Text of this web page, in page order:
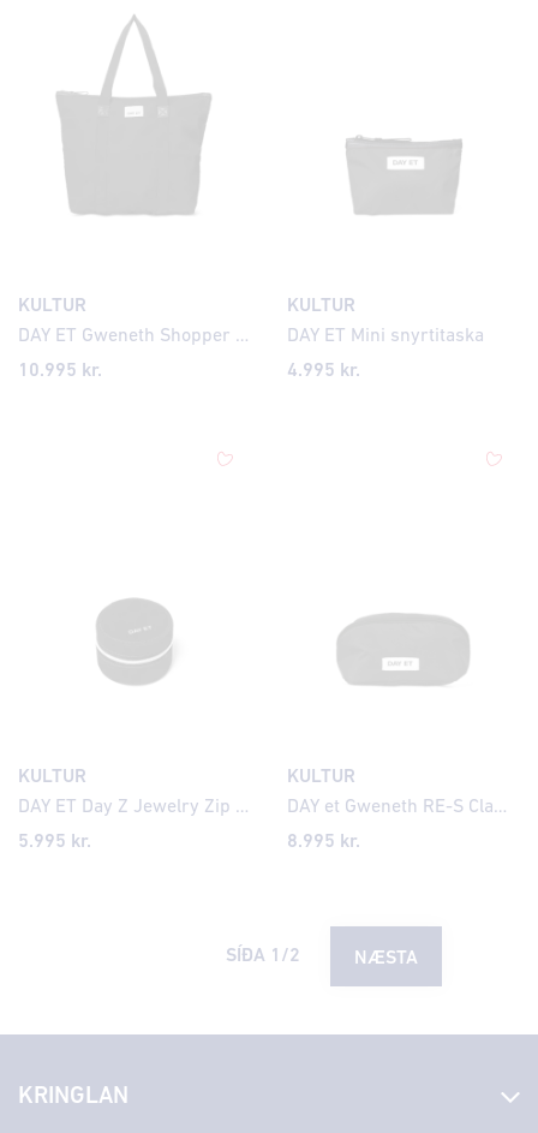
KULTUR
DAY ET Gweneth Shopper taska
10.995 kr.
KULTUR
DAY ET Mini snyrtitaska
4.995 kr.
KULTUR
DAY ET Day Z Jewelry Zip Round Small skartgripabox
5.995 kr.
KULTUR
DAY et Gweneth RE-S Clam snyrtitaska
8.995 kr.
SÍÐA 1 /2 NÆSTA
KRINGLAN